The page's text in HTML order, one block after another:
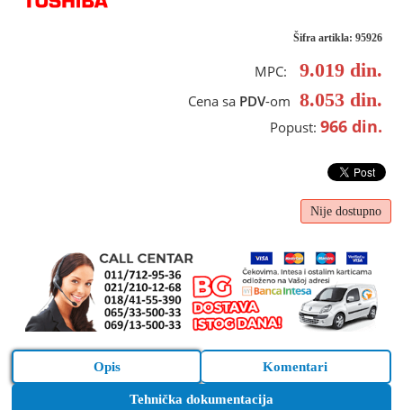
Šifra artikla: 95926
MPC: 9.019 din.
Cena sa PDV-om 8.053 din.
Popust: 966 din.
Nije dostupno
Opis
Tehnička dokumentacija
Komentari